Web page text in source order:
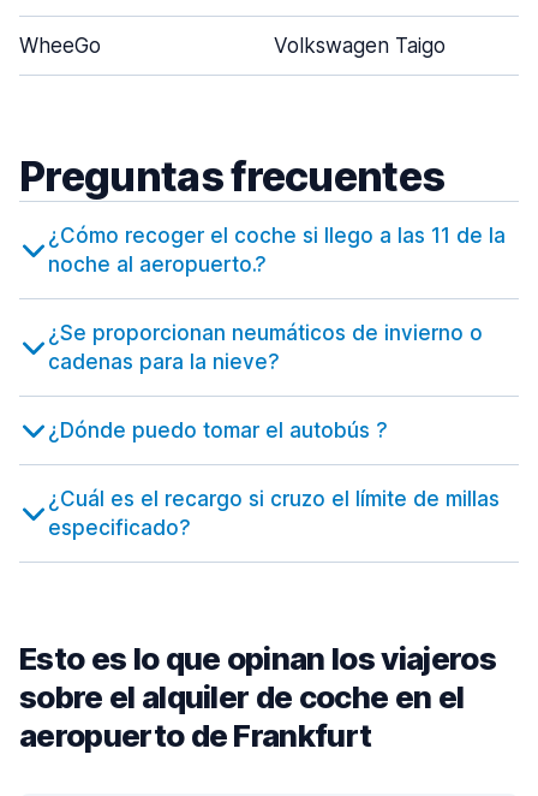
WheeGo Volkswagen Taigo
Preguntas frecuentes
¿Cómo recoger el coche si llego a las 11 de la
noche al aeropuerto.?
¿Se proporcionan neumáticos de invierno o
cadenas para la nieve?
¿Dónde puedo tomar el autobús ?
¿Cuál es el recargo si cruzo el límite de millas
especificado?
Esto es lo que opinan los viajeros
sobre el alquiler de coche en el
aeropuerto de Frankfurt